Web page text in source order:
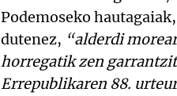
Podemoseko
dutenez, “alderdi
horregatik zen
Errepublikaren 88.